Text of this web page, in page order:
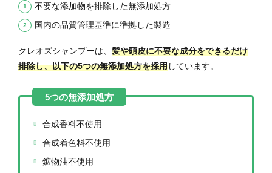
不要な添加物を排除した無添加処方
国内の品質管理基準に準拠した製造
クレオズシャンプーは、 髪や頭皮に不要な成分をできるだけ
排除し、以下の5つの無添加処方を採用しています。
合成香料不使用
合成着色料不使用
鉱物油不使用